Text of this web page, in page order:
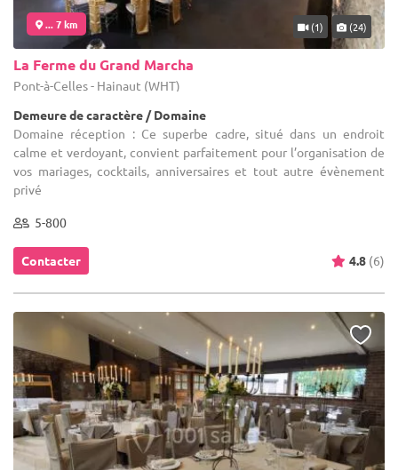
... 7 km (1) (24)
La Ferme du Grand Marcha
Pont-à-Celles - Hainaut (WHT)
Demeure de caractère / Domaine
Domaine réception : Ce superbe cadre, situé dans un endroit
calme et verdoyant, convient parfaitement pour l’organisation de
vos mariages, cocktails, anniversaires et tout autre évènement
privé
5-800
Contacter 4.8 (6)